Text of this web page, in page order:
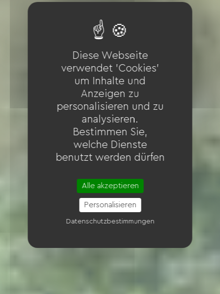
Diese Webseite
verwendet 'Cookies'
um Inhalte und
Anzeigen zu
personalisieren und zu
analysieren.
Bestimmen Sie,
welche Dienste
benutzt werden dürfen
Alle akzeptieren
Personalisieren
Datenschutzbestimmungen